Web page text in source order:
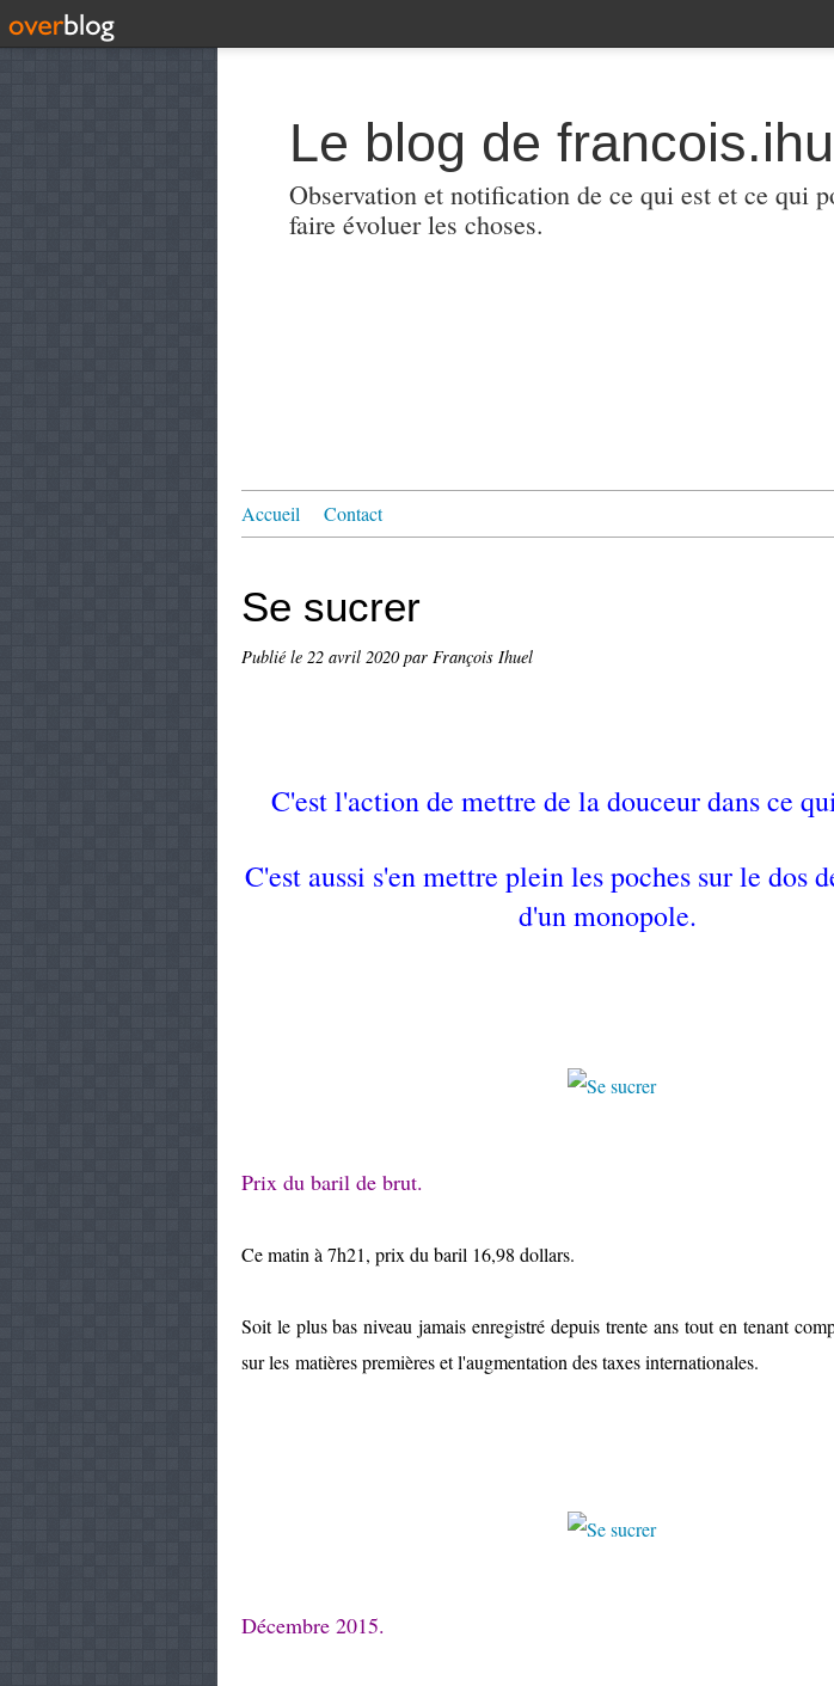
Le blog de
Observation et notification de ce qui est et ce qui
faire évoluer les choses.
Accueil Contact
Se sucrer
Publié le 22 avril 2020par François Ihuel
C'est l'action de mettre de la douceur dans ce
C'est aussi s'en mettre plein les poches sur le dos
d'un monopole.
Prix du baril de brut.
Ce matin à 7h21, prix du baril 16,98 dollars.
Soit le plus bas niveau jamais enregistré depuis trente ans tout en tenant
sur les matières premières et l'augmentation des taxes internationales.
Décembre 2015.